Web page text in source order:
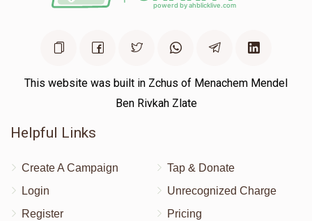
This website was built in Zchus of Menachem Mendel
Ben Rivkah Zlate
Helpful Links
Create A Campaign
Login
Register
Tap & Donate
Unrecognized Charge
Pricing